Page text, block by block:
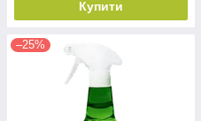
Купити
–25%